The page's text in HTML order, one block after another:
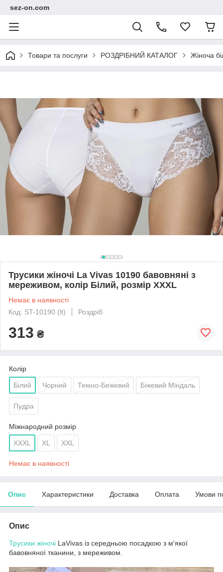
sez-on.com
Товари та послуги РОЗДРІБНИЙ КАТАЛОГ Жіноча
Трусики жіночі La Vivas 10190 бавовняні з
мереживом, колір Білий, розмір XXXL
Немає в наявності
Код: ST-10190 (lt)
Роздріб
313 ₴
Колір
Білий Чорний Темно-Бежевий Біжевий Міндаль
Пудра
Міжнародний розмір
XXXL XL XXL
Немає в наявності
Опис Характеристики Доставка Оплата Умови
Опис
Трусики жіночі LaVivas із середньою посадкою з м'якої
бавовняної тканини, з мереживом.